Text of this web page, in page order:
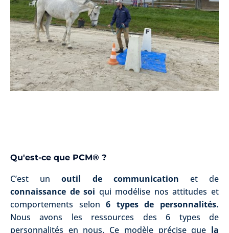
Qu'est-ce que PCM® ?
C’est unoutil de communication et de
connaissance de soi qui modélise nos attitudes et
comportements selon6 types de personnalités.
Nous avons les ressources des 6 types de
personnalités en nous. Ce modèle précise que la